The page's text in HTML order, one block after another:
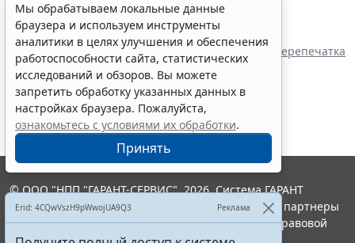
Показать все материалы
Источник:
Департамент строительства, жилищно-
коммунального хозяйства, энергетики и
транспорта НАО
Перепечатка
Мы обрабатываем локальные данные
браузера и используем инструменты
аналитики в целях улучшения и обеспечения
работоспособности сайта, статистических
исследований и обзоров. Вы можете
запретить обработку указанных данных в
настройках браузера. Пожалуйста,
ознакомьтесь с условиями их обработки.
Принять
Erid: 4CQwVszH9pWwojUA9Q3 Реклама
© ООО "НПП "ГАРАНТ-СЕРВИС", 2026. Система ГАРАНТ
выпускается с 1990 года. Компания "Гарант" и ее партнеры
являются участниками Российской ассоциации правовой
информации ГАРАНТ.